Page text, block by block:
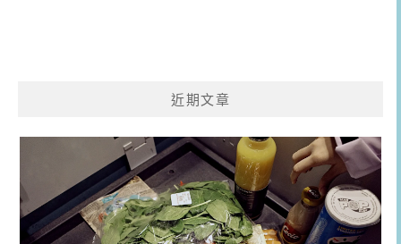
近期文章